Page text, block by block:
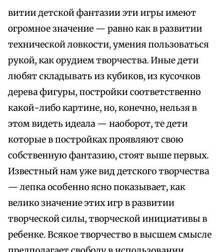
витии детской фантазии эти игры имеют
огромное значение — равно как в развитии
технической ловкости, умения пользоваться
рукой, как орудием творчества. Иные дети
любят складывать из кубиков, из кусочков
дерева фигуры, постройки соответственно
какой-либо картине, но, конечно, нельзя в
этом видеть идеала — наоборот, те дети
которые в постройках проявляют свою
собственную фантазию, стоят выше первых.
Известный нам уже вид детского творчества
— лепка особенно ясно показывает, как
велико значение этих игр в развитии
творческой силы, творческой инициативы в
ребенке. Всякое творчество в высшем смысле